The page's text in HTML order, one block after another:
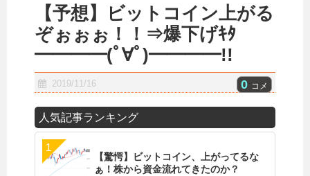
【予想】ビットコイン上がる
ぞぉぉぉ！！⇒爆下げｷﾀ
━━━━(ﾟ∀ﾟ)━━━━!!
2019/11/16 0 コメ
人気記事ランキング
【驚愕】ビットコイン、上がってるな
ぁ！株から資金流れてきたのか？